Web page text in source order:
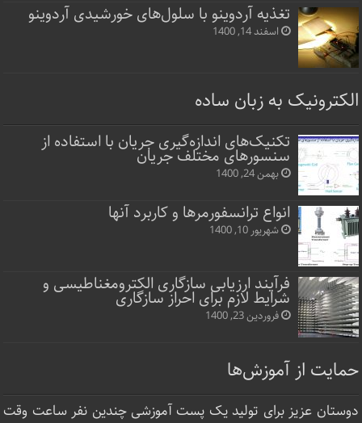
تغذیه آردوینو با سلول‌های خورشیدی آردوینو
اسفند 14, 1400
الکترونیک به زبان ساده
تکنیک‌های اندازه‌گیری جریان با استفاده از
سنسورهای مختلف جریان
بهمن 24, 1400
انواع ترانسفورمرها و کاربرد آنها
شهریور 10, 1400
فرآیند ارزیابی سازگاری الکترومغناطیسی و
شرایط لازم برای احراز سازگاری
فروردین 23, 1400
حمایت از آموزش‌ها
دوستان عزیز برای تولید یک پست آموزشی چندین نفر ساعت‌ وقت